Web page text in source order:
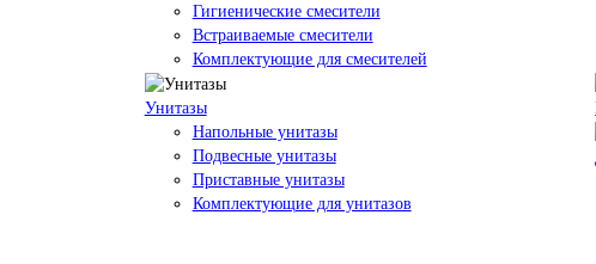
Гигиенические смесители
Встраиваемые смесители
Комплектующие для смесителей
Унитазы
Напольные унитазы
Подвесные унитазы
Приставные унитазы
Комплектующие для унитазов